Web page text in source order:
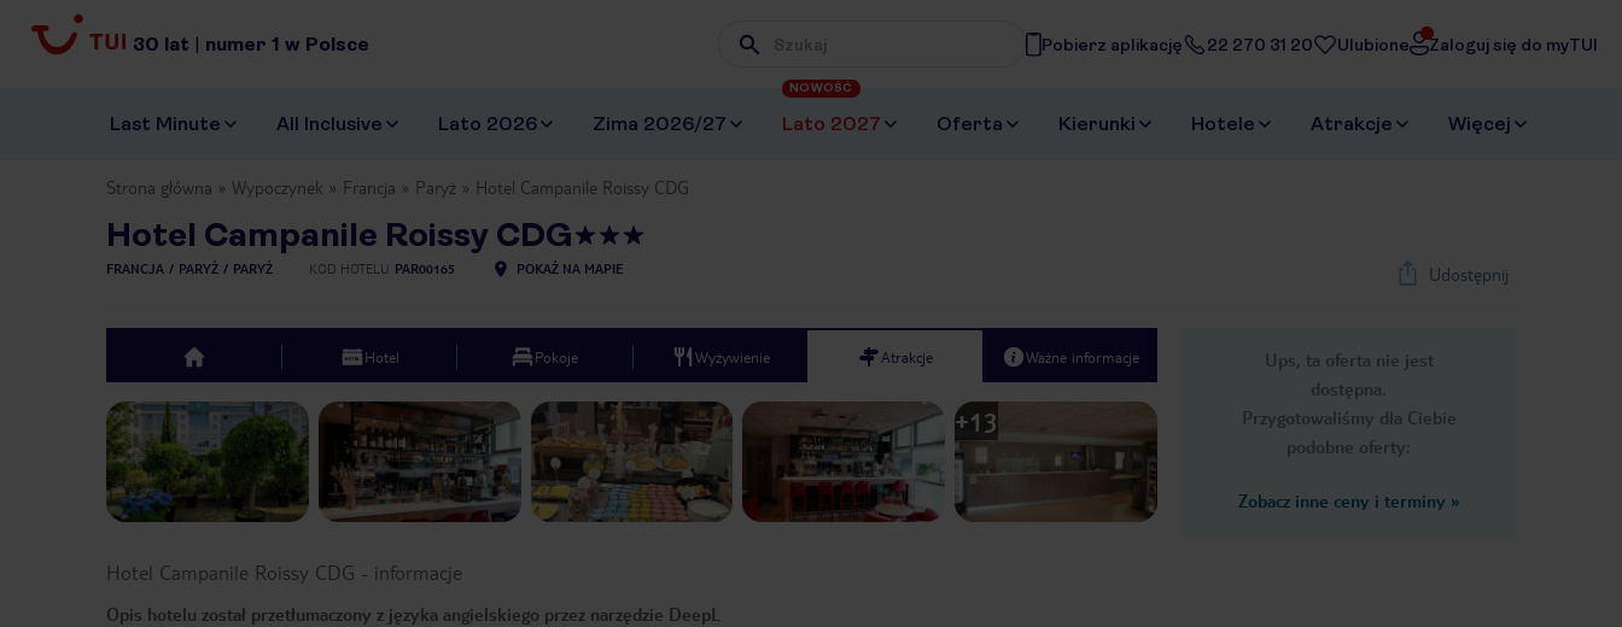
30 lat | numer 1 w Polsce Wpisz frazę, której szukasz
Pobierz aplikację 22 270 31 20 Ulubione Zaloguj się do myTUI
Last Minute All Inclusive Lato 2026 Zima 2026/27 Lato 2027
NOWOŚĆ
Oferta Kierunki Hotele Atrakcje Więcej
Strona główna Wypoczynek Francja Paryż Hotel Campanile Roissy CDG
Hotel Campanile Roissy CDG
FRANCJA PARYŻ PARYŻ KOD HOTELU PAR00165 POKAŻ NA MAPIE Udostępnij
Ups, ta oferta nie jest
dostępna.
Przygotowaliśmy dla Ciebie
podobne oferty:
Zobacz inne ceny i terminy »
top Hotel Pokoje Wyżywienie Atrakcje Ważne informacje
Previous slide Next slide
1 /19
+13
Hotel Campanile Roissy CDG - informacje
Opis hotelu został przetłumaczony z języka angielskiego przez narzędzie DeepL